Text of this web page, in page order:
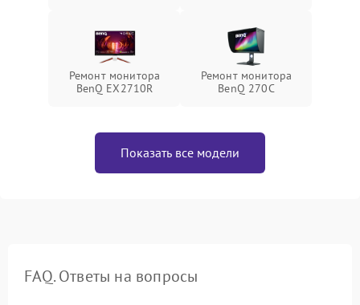
Ремонт монитора
BenQ EX2710R
Ремонт монитора
BenQ 270C
Показать все модели
FAQ. Ответы на вопросы